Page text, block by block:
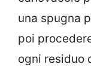
una spugna
poi
ogni residuo